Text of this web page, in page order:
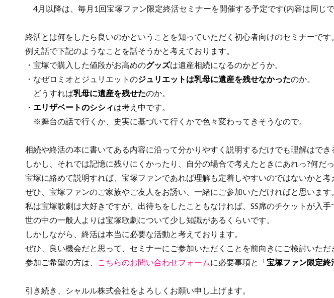
4月以降は、毎月1回宝塚ファン限定終活セミナーを開催する予定です(内容は同じで
終活とは何をしたら良いのかということを知っていただく初心者向けのセミナーです。
例え話で下記のようなことを話そうかと考えております。
・宝塚で購入した値段がお高めのグッズは遺産相続になるのかどうか。
・なぜロミオとジュリエットのジュリエットは乳母に遺産を残せなかったのか。
どうすれば乳母に遺産を残せたのか。
・ エリザベートのシシィは考え中です。
※舞台の話で行くか、史実に基づいて行くかで色々変わってきそうなので。
相続や終活の本に書いてある内容に沿って分かりやすく説明するだけでも理解はでき
しかし、それでは記憶に残りにくかったり、自分の場合で考えたときにあれっ?何だっ
宝塚に絡めて説明すれば、宝塚ファンであれば理解も定着しやすいのではないかと考
ぜひ、宝塚ファンのご家族やご友人をお誘い、一緒にご参加いただければと思います。
私は宝塚歌劇は大好きですが、出待ちをしたこともなければ、SS席のチケットが入手
世の中の一般人よりは宝塚歌劇について少し知識があるくらいです。
しかしながら、終活は本当に必要な活動と考えております。
ぜひ、良い機会だと思って、セミナーにご参加いただくことを前向きにご検討いただ
参加ご希望の方は、
こちらのお問い合わせフォームに必要事項と「宝塚ファン限定終
引き続き、シャルル株式会社をよろしくお願い申し上げます。